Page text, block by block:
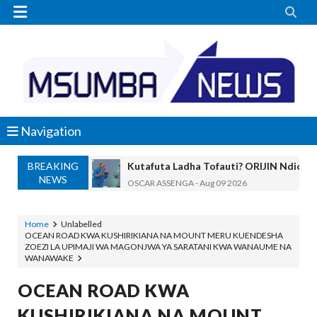
 
Navigation
BREAKING
NEWS
Kutafuta Ladha Tofauti? ORIJIN Ndio
OSCAR ASSENGA-Aug 09 2026
SERIKALI YATENGA BILIONI 38
Zawadi-Aug 09 2026
Nilitaka Dhulumiwa Kiwanja Changu
Home
Unlabelled
OCEAN ROAD KWA KUSHIRIKIANA NA MOUNT MERU KUENDESHA
ZOEZI LA UPIMAJI WA MAGONJWA YA SARATANI KWA WANAUME NA
WANAWAKE
OCEAN ROAD KWA